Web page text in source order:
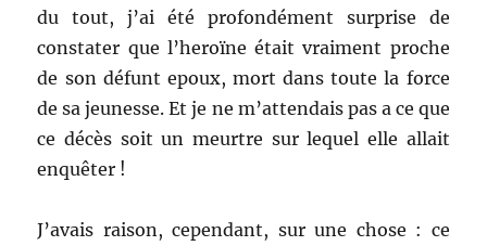
du tout, j’ai été profondément surprise de
constater que l’heroïne était vraiment proche
de son défunt epoux, mort dans toute la force
de sa jeunesse. Et je ne m’attendais pas a ce que
ce décès soit un meurtre sur lequel elle allait
enquêter !
J’avais raison, cependant, sur une chose : ce